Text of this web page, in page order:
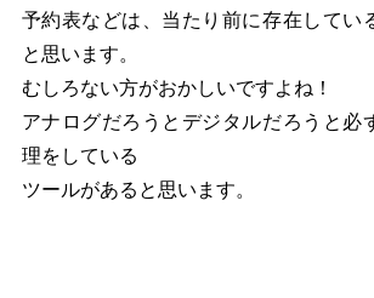
予約表などは、当たり前に存在してい
と思います。
むしろない方がおかしいですよね！
アナログだろうとデジタルだろうと必
理をしている
ツールがあると思います。